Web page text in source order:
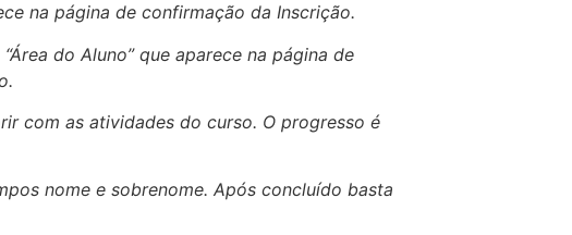
na página de confirmação da Inscrição.
do Aluno” que aparece na página de
com as atividades do curso. O progresso é
nome e sobrenome. Após concluído basta